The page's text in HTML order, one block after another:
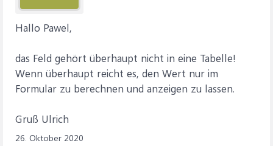
Hallo Pawel,
das Feld gehört überhaupt nicht in eine Tabelle!
Wenn überhaupt reicht es, den Wert nur im
Formular zu berechnen und anzeigen zu lassen.
Gruß Ulrich
26. Oktober 2020